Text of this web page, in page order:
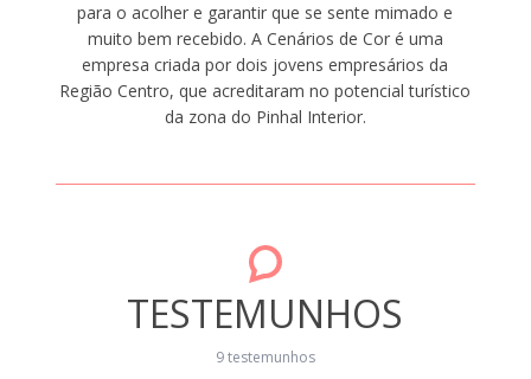
para o acolher e garantir que se sente mimado e
muito bem recebido. A Cenários de Cor é uma
empresa criada por dois jovens empresários da
Região Centro, que acreditaram no potencial turístico
da zona do Pinhal Interior.
TESTEMUNHOS
9 testemunhos